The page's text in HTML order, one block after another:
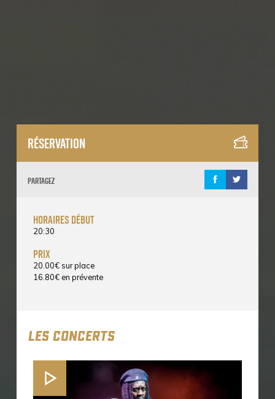
Réservation
Partagez
horaires début
20:30
prix
20.00€ sur place
16.80€ en prévente
LES CONCERTS